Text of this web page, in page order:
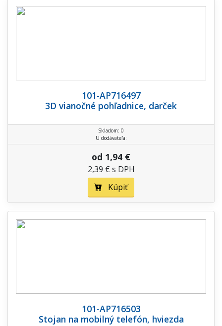
101-AP716497
3D vianočné pohľadnice, darček
Skladom: 0
U dodávateľa:
od 1,94 €
2,39 € s DPH
Kúpiť
101-AP716503
Stojan na mobilný telefón, hviezda